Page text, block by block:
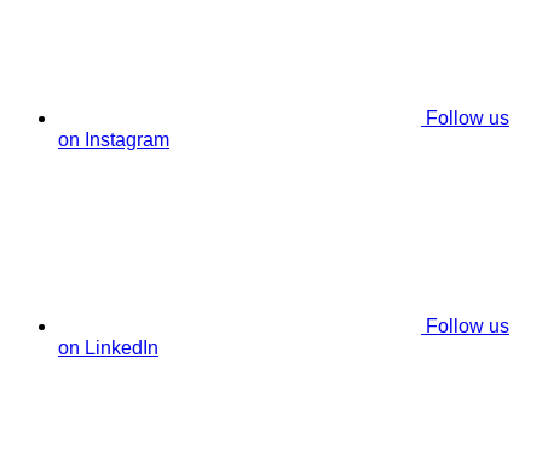
Follow us
on Instagram
Follow us
on LinkedIn